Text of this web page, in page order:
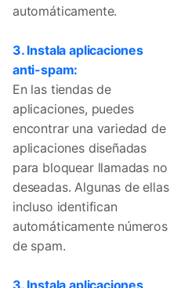
automáticamente.
3. Instala aplicaciones
anti-spam:
En las tiendas de
aplicaciones, puedes
encontrar una variedad de
aplicaciones diseñadas
para bloquear llamadas no
deseadas. Algunas de ellas
incluso identifican
automáticamente números
de spam.
3. Instala aplicaciones